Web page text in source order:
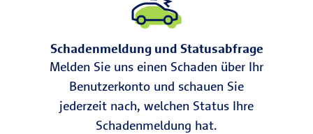
Schadenmeldung und Statusabfrage
Melden Sie uns einen Schaden über Ihr
Benutzerkonto und schauen Sie
jederzeit nach, welchen Status Ihre
Schadenmeldung hat.